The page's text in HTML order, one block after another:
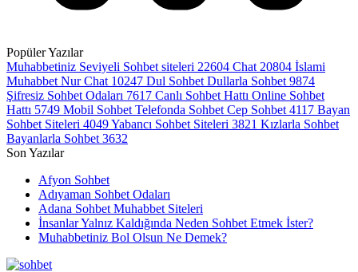
Popüler Yazılar
Muhabbetiniz Seviyeli Sohbet siteleri 22604 Chat 20804 İslami
Muhabbet Nur Chat 10247 Dul Sohbet Dullarla Sohbet 9874
Şifresiz Sohbet Odaları 7617 Canlı Sohbet Hattı Online Sohbet
Hattı 5749 Mobil Sohbet Telefonda Sohbet Cep Sohbet 4117 Bayan
Sohbet Siteleri 4049Yabancı Sohbet Siteleri 3821 Kızlarla Sohbet
Bayanlarla Sohbet 3632
Son Yazılar
Afyon Sohbet
Adıyaman Sohbet Odaları
Adana Sohbet Muhabbet Siteleri
İnsanlar Yalnız Kaldığında Neden Sohbet Etmek İster?
Muhabbetiniz Bol Olsun Ne Demek?